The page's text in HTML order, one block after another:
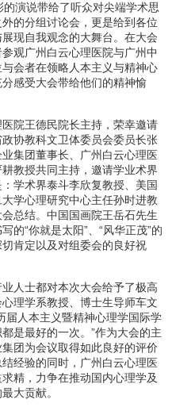
演说带给了听众对尖端学术思
的分组讨论会，更是给到各位
现自我观念的大舞台。在大会
观广州白云心理医院与广州中
会者在领略人本主义与精神心
感受大会带给他们的精神愉
院王德民院长主持，荣幸邀请
协教科文卫体委员会委员长张
集团董事长、广州白云心理医
教授共同主持，邀请学业术界
学术界泰斗李欣复教授、美国
学心理研究中心主任孙时进教
总结。中国国画院王岳石先生
的“你就是太阳”、“风华正茂”的
肯定以及对组委会的良好祝
人士都对本次大会给予了极高
理学系教授、博士生导师车文
届人本主义暨精神心理学国际学
是最好的一次。”作为大会的主
团为会议取得如此良好的评价
经验的同时，广州白云心理医
精，力争在推动国内心理学及
大贡献。